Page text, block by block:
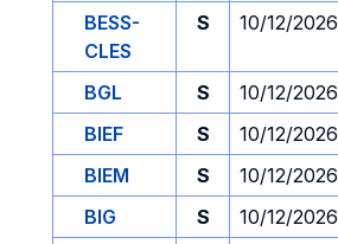
BESS-
CLES
S 10/12/2026
BGL S 10/12/2026
BIEF
S 10/12/2026
BIEM
S 10/12/2026
BIG
S 10/12/2026